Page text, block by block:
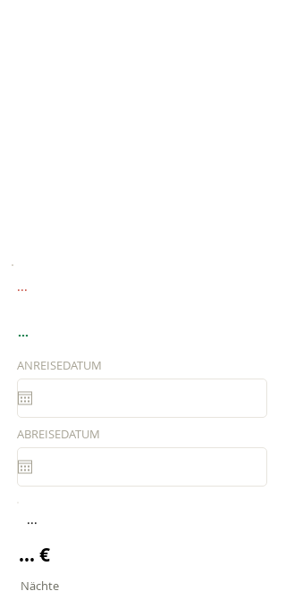
...
...
ANREISEDATUM
ABREISEDATUM
...
... €
Nächte